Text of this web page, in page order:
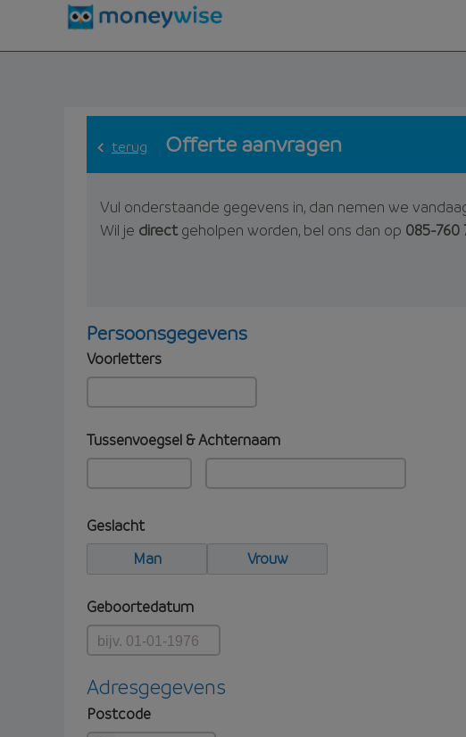
terug Offerte aanvragen
Vul onderstaande gegevens in, dan nemen we
Wil je directgeholpen worden, bel ons dan op 085-760
Persoonsgegevens
Voorletters
Tussenvoegsel & Achternaam
Geslacht
Man
Vrouw
Geboortedatum
Adresgegevens
Postcode